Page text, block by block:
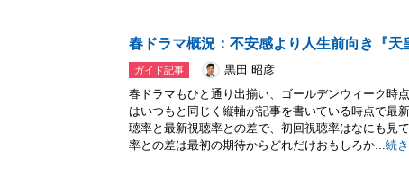
春ドラマ概況：不安感より人生前向き『天
ガイド記事
黒田 昭彦
春ドラマもひと通り出揃い、ゴールデンウィーク時
はいつもと同じく縦軸が記事を書いている時点で最
聴率と最新視聴率との差で、初回視聴率はなにも見
率との差は最初の期待からどれだけおもしろか...続